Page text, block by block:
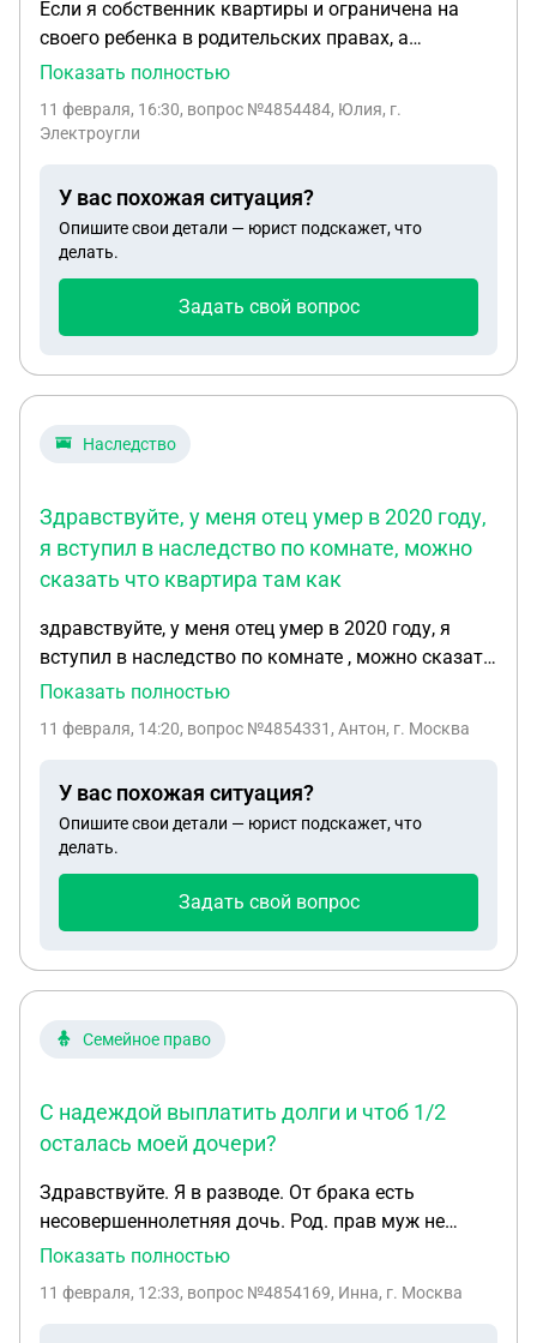
Если я собственник квартиры и ограничена на
своего ребенка в родительских правах, а
опекуном ребенка является бабушка, которая
несовершеннолетний прописан там же. У всех это
моей квартире? Бабушка-опекуна я выселить не
могу, потому что на момент приватизации она
отказалась от своей доли в пользу меня (ее
Показать полностью
11 февраля, 16:30, вопрос №4854484, Юлия, г.
Электроугли
У вас похожая ситуация?
Опишите свои детали — юрист подскажет, что
делать.
Задать свой вопрос
Наследство
Здравствуйте, у меня отец умер в 2020 году,
я вступил в наследство по комнате, можно
сказать что квартира там как
здравствуйте, у меня отец умер в 2020 году, я
вступил в наследство по комнате , можно сказать
что квартира там как общежитие , с меня требуют
там не проживал ни когда, могу ли я как то
Показать полностью
11 февраля, 14:20, вопрос №4854331, Антон, г. Москва
У вас похожая ситуация?
Опишите свои детали — юрист подскажет, что
делать.
Задать свой вопрос
Семейное право
С надеждой выплатить долги и чтоб 1/2
осталась моей дочери?
Здравствуйте. Я в разводе. От брака есть
несовершеннолетняя дочь. Род. прав муж не
лишен. Он живет в квартире. там 1/2 его, 1/2
заявление натариусу в течении 6 мес, но не довел
Показать полностью
11 февраля, 12:33, вопрос №4854169, Инна, г. Москва